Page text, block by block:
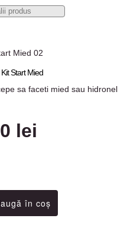
produs
Start Mied
sa faceti mied sau hidronel
lei